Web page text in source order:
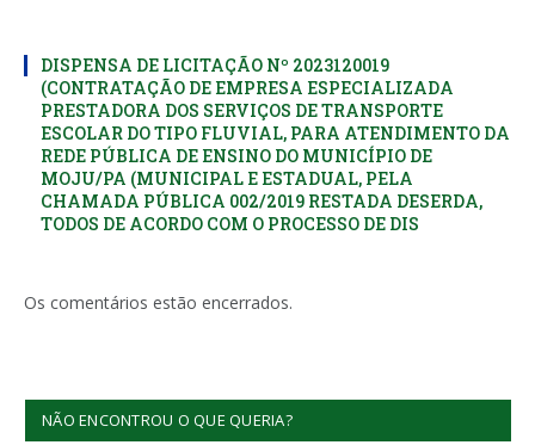
DISPENSA DE LICITAÇÃO Nº 2023120019
(CONTRATAÇÃO DE EMPRESA ESPECIALIZADA
PRESTADORA DOS SERVIÇOS DE TRANSPORTE
ESCOLAR DO TIPO FLUVIAL, PARA ATENDIMENTO DA
REDE PÚBLICA DE ENSINO DO MUNICÍPIO DE
MOJU/PA (MUNICIPAL E ESTADUAL, PELA
CHAMADA PÚBLICA 002/2019 RESTADA DESERDA,
TODOS DE ACORDO COM O PROCESSO DE DIS
Os comentários estão encerrados.
NÃO ENCONTROU O QUE QUERIA?